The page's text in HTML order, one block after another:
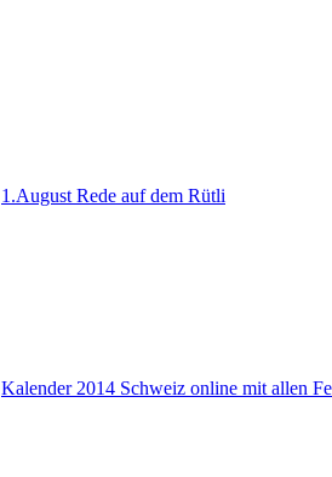
1.August Rede auf dem Rütli
Kalender 2014 Schweiz online mit allen